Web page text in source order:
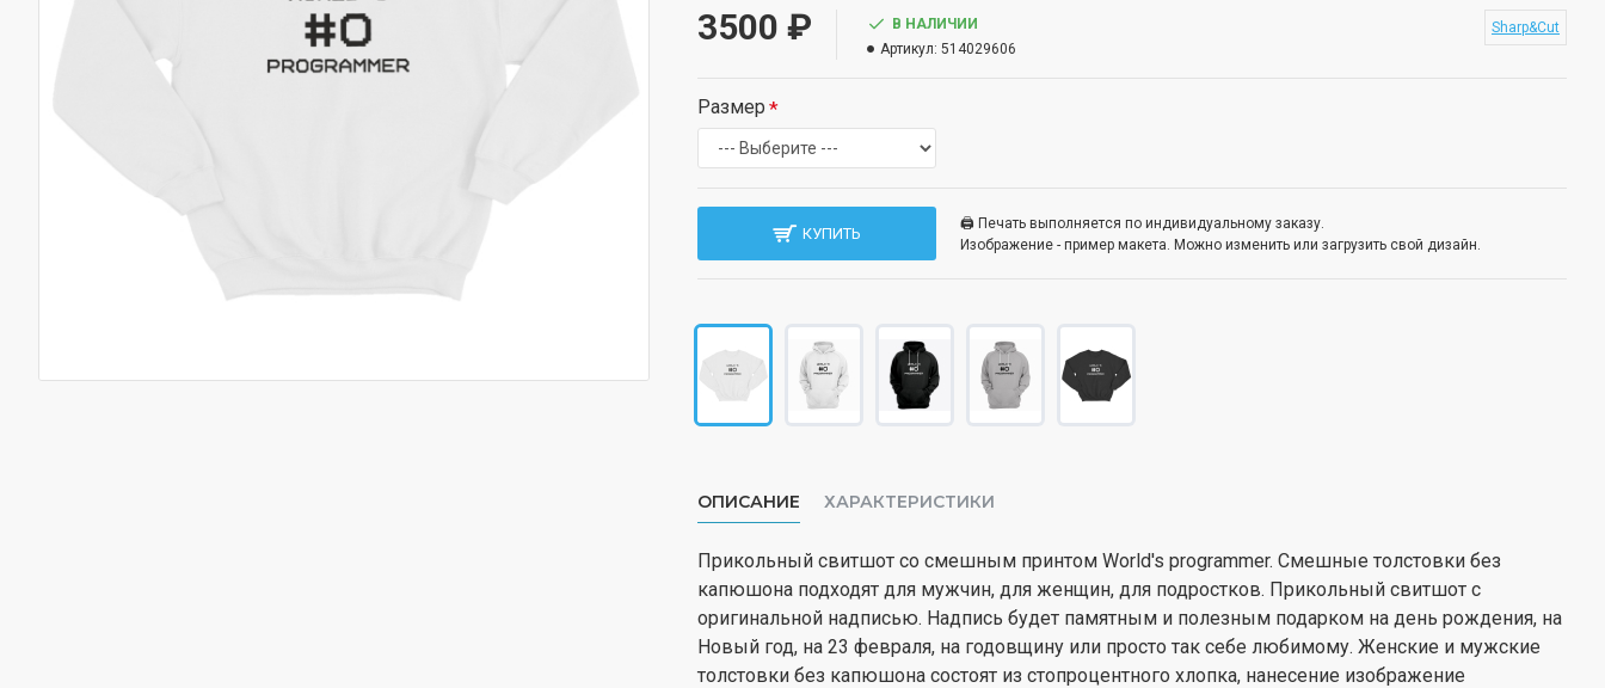
3500 ₽
В НАЛИЧИИ
Артикул: 514029606
Sharp&Cut
Размер
КУПИТЬ
🖨️ Печать выполняется по индивидуальному заказу.
Изображение - пример макета. Можно изменить или загрузить свой дизайн.
ОПИСАНИЕ ХАРАКТЕРИСТИКИ
Прикольный свитшот со смешным принтом World's programmer. Смешные толстовки без
капюшона подходят для мужчин, для женщин, для подростков. Прикольный свитшот с
оригинальной надписью. Надпись будет памятным и полезным подарком на день рождения, на
Новый год, на 23 февраля, на годовщину или просто так себе любимому. Женские и мужские
толстовки без капюшона состоят из стопроцентного хлопка, нанесение изображение